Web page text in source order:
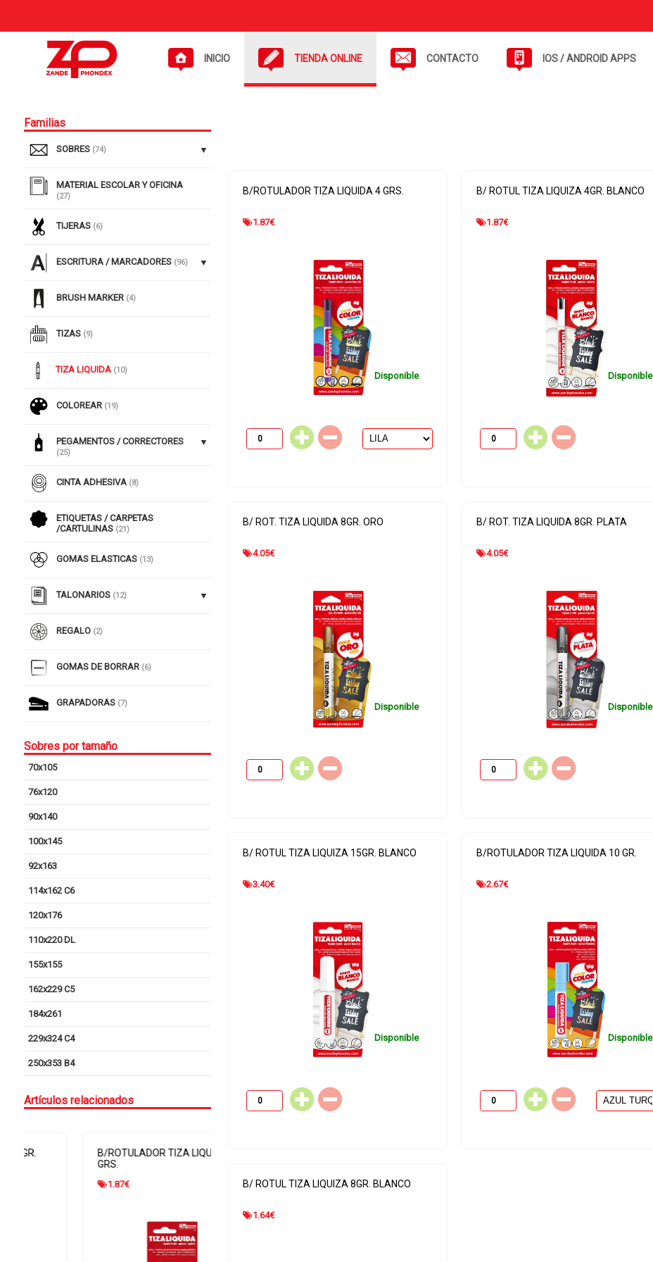
INICIO TIENDA ONLINE CONTACTO IOS / ANDROID APPS
Familias
SOBRES (74)
MATERIAL ESCOLAR Y OFICINA
(27)
TIJERAS (6)
ESCRITURA / MARCADORES (96)
BRUSH MARKER (4)
TIZAS (9)
TIZA LIQUIDA (10)
COLOREAR (19)
PEGAMENTOS / CORRECTORES
(25)
CINTA ADHESIVA (8)
ETIQUETAS / CARPETAS
/CARTULINAS (21)
GOMAS ELASTICAS (13)
TALONARIOS (12)
REGALO (2)
GOMAS DE BORRAR (6)
GRAPADORAS (7)
Sobres por tamaño
70x105
76x120
90x140
100x145
92x163
114x162 C6
120x176
110x220 DL
155x155
162x229 C5
184x261
229x324 C4
250x353 B4
Artículos relacionados
B/ROTULADOR TIZA LIQUIDA 4
4.05€
B/ROTULADOR TIZA LIQUIDA 4 GRS.
1.87€
Disponible
B/ ROTUL TIZA LIQUIZA 4GR. BLANCO
1.87€
Disponible
B/ ROT. TIZA LIQUIDA 8GR. ORO
4.05€
Disponible
B/ ROT. TIZA LIQUIDA 8GR. PLATA
4.05€
Disponible
B/ ROTUL TIZA LIQUIZA 15GR. BLANCO
3.40€
Disponible
B/ROTULADOR TIZA LIQUIDA 10 GR.
2.67€
Disponible
B/ ROTUL TIZA LIQUIZA 8GR. BLANCO
1.64€